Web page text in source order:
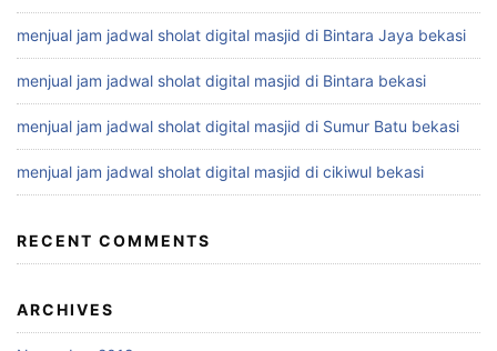
menjual jam jadwal sholat digital masjid di Bintara Jaya bekasi
menjual jam jadwal sholat digital masjid di Bintara bekasi
menjual jam jadwal sholat digital masjid di Sumur Batu bekasi
menjual jam jadwal sholat digital masjid di cikiwul bekasi
RECENT COMMENTS
ARCHIVES